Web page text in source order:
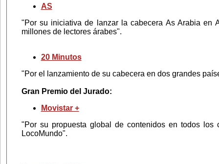
AS
"Por su iniciativa de lanzar la cabecera As Arabia en
millones de lectores árabes".
20 Minutos
"Por el lanzamiento de su cabecera en dos grandes
Gran Premio del Jurado:
Movistar +
"Por su propuesta global de contenidos en todos los
LocoMundo".